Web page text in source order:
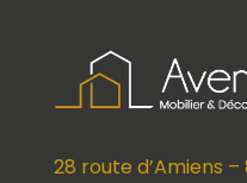
28 route d’Amiens –